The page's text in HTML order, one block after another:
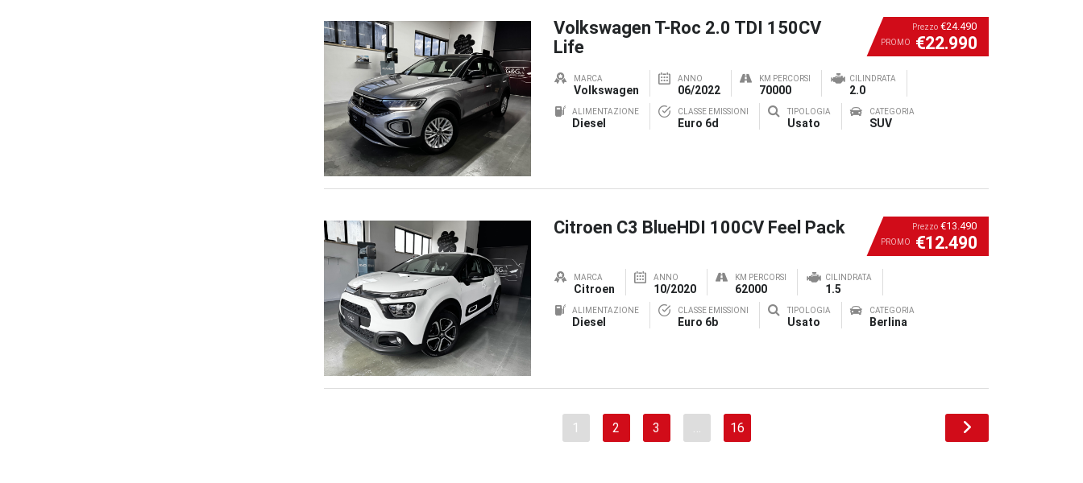
Prezzo €24.490
PROMO €22.990
Volkswagen T-Roc 2.0 TDI 150CV
Life
MARCA
Volkswagen
ANNO
06/2022
KM PERCORSI
70000
CILINDRATA
2.0
ALIMENTAZIONE
Diesel
CLASSE EMISSIONI
Euro 6d
TIPOLOGIA
Usato
CATEGORIA
SUV
Prezzo €13.490
PROMO €12.490
Citroen C3 BlueHDI 100CV Feel Pack
MARCA
Citroen
ANNO
10/2020
KM PERCORSI
62000
CILINDRATA
1.5
ALIMENTAZIONE
Diesel
CLASSE EMISSIONI
Euro 6b
TIPOLOGIA
Usato
CATEGORIA
Berlina
1 2 3 16